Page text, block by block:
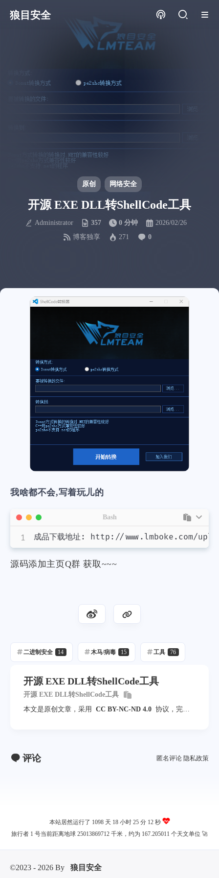
狼目安全
原创 网络安全
开源 EXE DLL转ShellCode工具
Administrator 357 0 分钟
2026/02/26
博客独享
271 0
我啥都不会,写着玩儿的
成品下载地址: http://www.lmboke.com/
Bash
源码添加主页Q群 获取~~~
二进制安全 14 木马/病毒 15 工具 76
开源 EXE DLL转ShellCode工具
开源 EXE DLL转ShellCode工具
本文是原创文章，采用
CC BY-NC-ND 4.0 协议，完整
评论 匿名评论 隐私政策
本站居然运行了 1098 天 18 小时 25 分 12 秒
旅行者 1 号当前距离地球 25013869712 千米，约为 167.205011 个天文单位 🚀
©2023 - 2026 By 狼目安全